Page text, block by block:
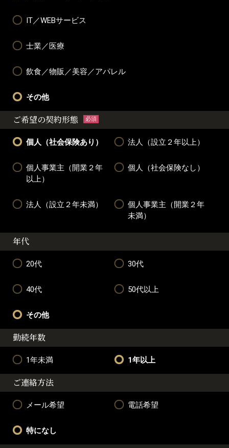
IT／WEBサービス
士業／医療
飲食／物販／美容／アパレル
その他
ご希望の契約形態 必須
個人（社会保険あり） 法人（設立２年以上）
個人事業主（開業２年
以上）
個人（社会保険なし）
法人（設立２年未満）
個人事業主（開業２年
未満）
年代
20代 30代
40代 50代以上
その他
勤続年数
1年未満 1年以上
ご連絡方法
メール希望 電話希望
特になし